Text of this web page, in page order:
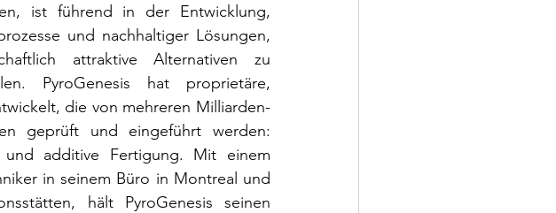
ist führend in der Entwicklung,
und nachhaltiger Lösungen,
attraktive Alternativen zu
PyroGenesis hat proprietäre,
die von mehreren Milliarden-
geprüft und eingeführt werden:
und additive Fertigung. Mit einem
in seinem Büro in Montreal und
hält PyroGenesis seinen